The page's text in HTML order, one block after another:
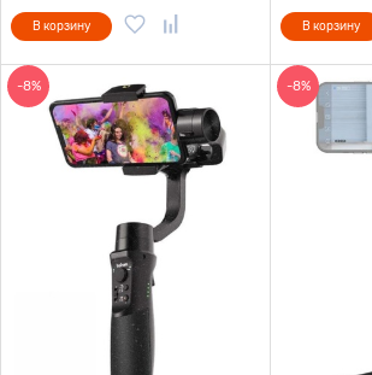
В корзину В корзину
-8% -8%